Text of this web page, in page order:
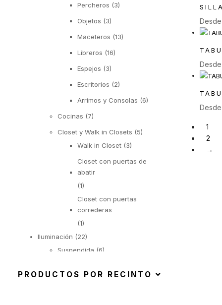
Desde
Desde
Desde
1
2
→
Percheros (3)
Objetos (3)
Maceteros (13)
Libreros (16)
Espejos (3)
Escritorios (2)
Arrimos y Consolas (6)
Cocinas (7)
Closet y Walk in Closets (5)
Walk in Closet (3)
Closet con puertas de
abatir
(1)
Closet con puertas
correderas
(1)
Iluminación (22)
Suspendida (6)
PRODUCTOS POR RECINTO